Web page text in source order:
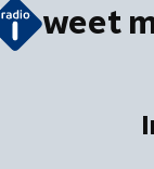
weet